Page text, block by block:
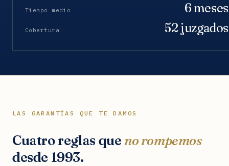
Tiempo medio 6 meses
Cobertura 52 juzgados
LAS GARANTÍAS QUE TE DAMOS
Cuatro reglas que no rompemos
desde 1993.